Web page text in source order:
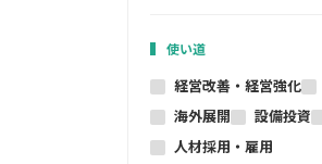
使い道
経営改善・経営強化
海外展開
設備投資
人材採用・雇用